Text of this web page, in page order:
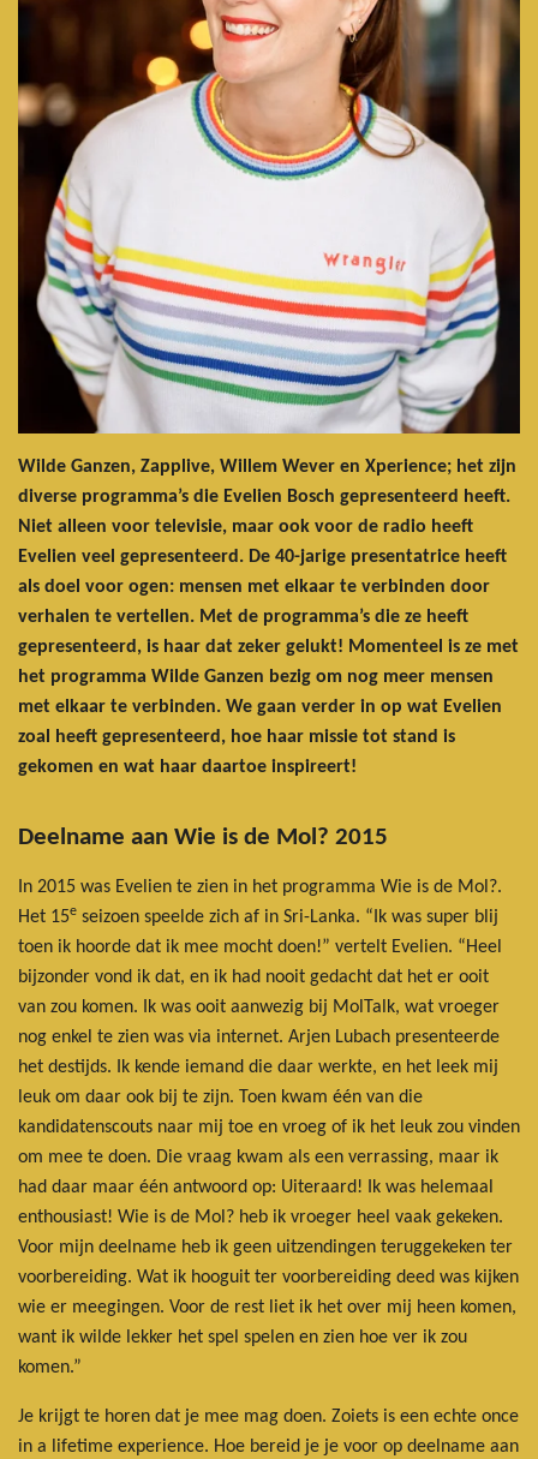
Wilde Ganzen, Zapplive, Willem Wever en Xperience; het zijn
diverse programma’s die Evelien Bosch gepresenteerd heeft.
Niet alleen voor televisie, maar ook voor de radio heeft
Evelien veel gepresenteerd. De 40-jarige presentatrice heeft
als doel voor ogen: mensen met elkaar te verbinden door
verhalen te vertellen. Met de programma’s die ze heeft
gepresenteerd, is haar dat zeker gelukt! Momenteel is ze met
het programma Wilde Ganzen bezig om nog meer mensen
met elkaar te verbinden. We gaan verder in op wat Evelien
zoal heeft gepresenteerd, hoe haar missie tot stand is
gekomen en wat haar daartoe inspireert!
Deelname aan Wie is de Mol? 2015
In 2015 was Evelien te zien in het programma Wie is de Mol?.
Het 15e seizoen speelde zich af in Sri-Lanka. “Ik was super blij
toen ik hoorde dat ik mee mocht doen!” vertelt Evelien. “Heel
bijzonder vond ik dat, en ik had nooit gedacht dat het er ooit
van zou komen. Ik was ooit aanwezig bij MolTalk, wat vroeger
nog enkel te zien was via internet. Arjen Lubach presenteerde
het destijds. Ik kende iemand die daar werkte, en het leek mij
leuk om daar ook bij te zijn. Toen kwam één van die
kandidatenscouts naar mij toe en vroeg of ik het leuk zou vinden
om mee te doen. Die vraag kwam als een verrassing, maar ik
had daar maar één antwoord op: Uiteraard! Ik was helemaal
enthousiast! Wie is de Mol? heb ik vroeger heel vaak gekeken.
Voor mijn deelname heb ik geen uitzendingen teruggekeken ter
voorbereiding. Wat ik hooguit ter voorbereiding deed was kijken
wie er meegingen. Voor de rest liet ik het over mij heen komen,
want ik wilde lekker het spel spelen en zien hoe ver ik zou
komen.”
Je krijgt te horen dat je mee mag doen. Zoiets is een echte once
in a lifetime experience. Hoe bereid je je voor op deelname aan